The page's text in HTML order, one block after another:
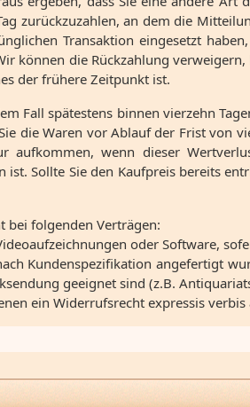
zurückzuzahlen, an dem die
Transaktion eingesetzt
können die Rückzahlung
der frühere Zeitpunkt ist.
Fall spätestens binnen vierzehn
die Waren vor Ablauf der Frist von
wenn dieser
Sollte Sie den Kaufpreis bereits
bei folgenden Verträgen:
oder Software,
Kundenspezifikation angefertigt
geeignet sind (z.B.
ein Widerrufsrecht expressis verbis